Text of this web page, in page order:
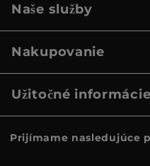
Naše služby
Nakupovanie
Užitočné informácie
Prijímame nasledujúce